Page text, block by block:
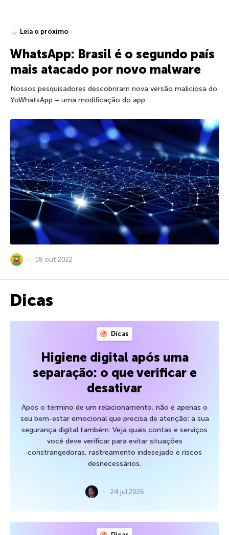
Leia o próximo
WhatsApp: Brasil é o segundo país
mais atacado por novo malware
Nossos pesquisadores descobriram nova versão maliciosa do
YoWhatsApp – uma modificação do app
18 out 2022
Dicas
Dicas
Higiene digital após uma
separação: o que verificar e
desativar
Após o término de um relacionamento, não é apenas o
seu bem-estar emocional que precisa de atenção: a sua
segurança digital também. Veja quais contas e serviços
você deve verificar para evitar situações
constrangedoras, rastreamento indesejado e riscos
desnecessários.
24 jul 2026